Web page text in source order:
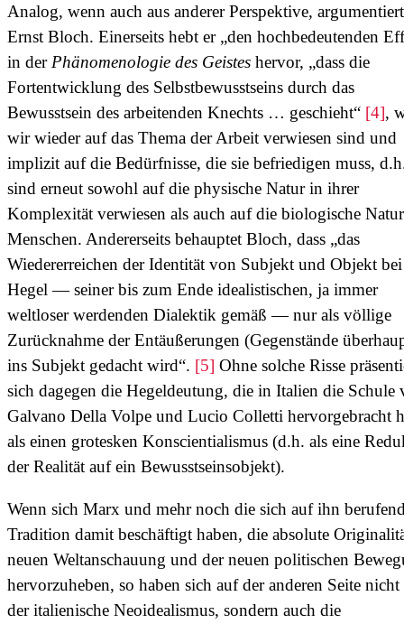
Analog, wenn auch aus anderer Perspektive, argumentiert
Ernst Bloch. Einerseits hebt er „den hochbedeutenden
in der Phänomenologie des Geistes hervor, „dass die
Fortentwicklung des Selbstbewusstseins durch das
Bewusstsein des arbeitenden Knechts … geschieht“ [4],
wir wieder auf das Thema der Arbeit verwiesen sind und
implizit auf die Bedürfnisse, die sie befriedigen muss,
sind erneut sowohl auf die physische Natur in ihrer
Komplexität verwiesen als auch auf die biologische
Menschen. Andererseits behauptet Bloch, dass „das
Wiedererreichen der Identität von Subjekt und Objekt bei
Hegel — seiner bis zum Ende idealistischen, ja immer
weltloser werdenden Dialektik gemäß — nur als völlige
Zurücknahme der Entäußerungen (Gegenstände
ins Subjekt gedacht wird“. [5] Ohne solche Risse
sich dagegen die Hegeldeutung, die in Italien die Schule
Galvano Della Volpe und Lucio Colletti hervorgebracht
als einen grotesken Konscientialismus (d.h. als eine
der Realität auf ein Bewusstseinsobjekt).
Wenn sich Marx und mehr noch die sich auf ihn
Tradition damit beschäftigt haben, die absolute
neuen Weltanschauung und der neuen politischen
hervorzuheben, so haben sich auf der anderen Seite
der italienische Neoidealismus, sondern auch die